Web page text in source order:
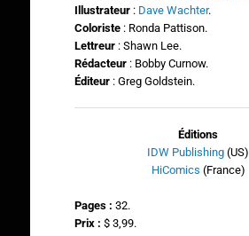
Illustrateur : Dave Wachter.
Coloriste: Ronda Pattison.
Lettreur : Shawn Lee.
Rédacteur : Bobby Curnow.
Éditeur : Greg Goldstein.
Éditions
IDW Publishing (US)
HiComics (France)
Pages : 32.
Prix : $ 3,99.